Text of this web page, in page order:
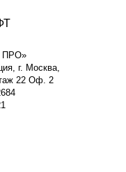
г. Москва,
22 Оф. 2